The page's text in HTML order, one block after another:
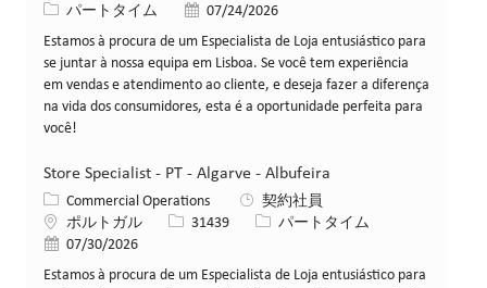
役職パートタイム 投稿日07/24/2026
Estamos à procura de um Especialista de Loja entusiástico para
se juntar à nossa equipa em Lisboa. Se você tem experiência
em vendas e atendimento ao cliente, e deseja fazer a diferença
na vida dos consumidores, esta é a oportunidade perfeita para
você!
Store Specialist - PT - Algarve - Albufeira
カテゴリー
Commercial Operations
契約社員
場所ポルトガル 求人ID31439 役職パートタイム
投稿日07/30/2026
Estamos à procura de um Especialista de Loja entusiástico para